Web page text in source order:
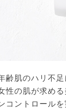
齢肌のハリ不足
性の肌が求め
コントロールを